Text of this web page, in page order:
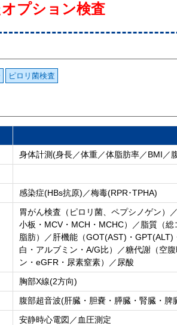
プション検査
ピロリ菌検査
身体計測(身長／体重／体脂肪率／BMI／
感染症(HBs抗原)／梅毒(RPR･TPHA)
胃がん検査（ピロリ菌、ペプシノゲン）
小板・MCV・MCH・MCHC）／脂質（
脂肪）／肝機能（GOT(AST)・
白・アルブミン・A/G比）／糖代謝（空
ン・eGFR・尿素窒素）／尿酸
胸部X線(2方向)
腹部超音波(肝臓・胆嚢・膵臓・腎臓・脾
安静時心電図／血圧測定